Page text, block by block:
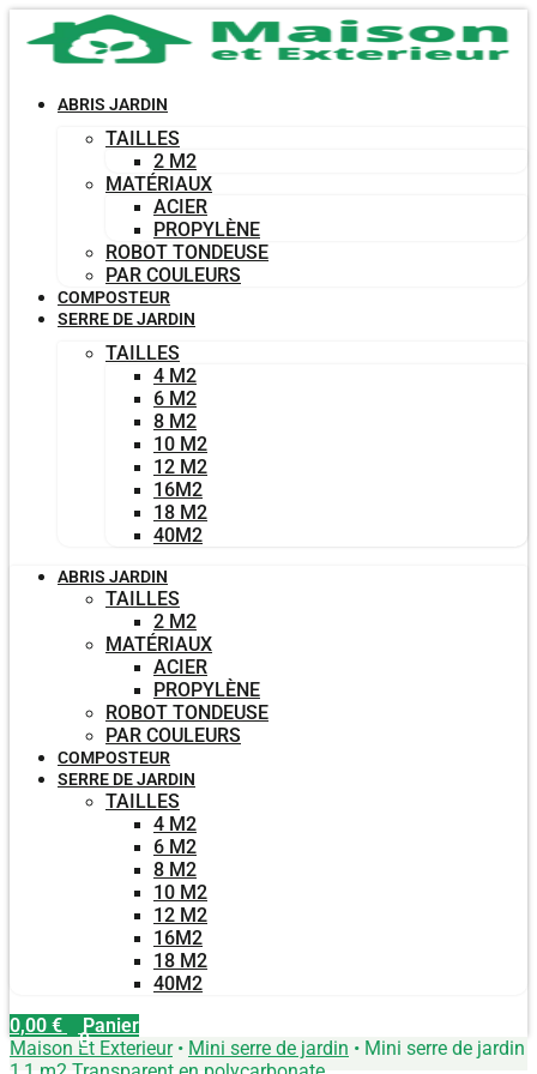
contenu
ABRIS JARDIN
TAILLES
2 M2
MATÉRIAUX
ACIER
PROPYLÈNE
ROBOT TONDEUSE
PAR COULEURS
COMPOSTEUR
SERRE DE JARDIN
TAILLES
4 M2
6 M2
8 M2
10 M2
12 M2
16M2
18 M2
40M2
ABRIS JARDIN
TAILLES
2 M2
MATÉRIAUX
ACIER
PROPYLÈNE
ROBOT TONDEUSE
PAR COULEURS
COMPOSTEUR
SERRE DE JARDIN
TAILLES
4 M2
6 M2
8 M2
10 M2
12 M2
16M2
18 M2
40M2
0,00 €
0
Panier
Maison Et Exterieur• Mini serre de jardin • Mini serre de jardin